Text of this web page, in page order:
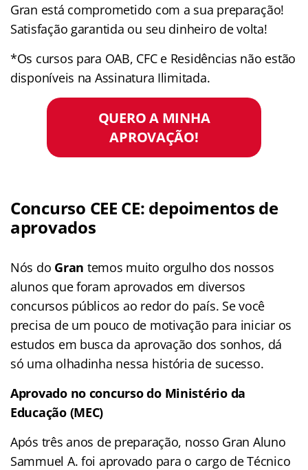
Gran está comprometido com a sua preparação!
Satisfação garantida ou seu dinheiro de volta!
*Os cursos para OAB, CFC e Residências não estão
disponíveis na Assinatura Ilimitada.
QUERO A MINHA
APROVAÇÃO!
Concurso CEE CE: depoimentos de
aprovados
Nós do Gran temos muito orgulho dos nossos
alunos que foram aprovados em diversos
concursos públicos ao redor do país. Se você
precisa de um pouco de motivação para iniciar os
estudos em busca da aprovação dos sonhos, dá
só uma olhadinha nessa história de sucesso.
Aprovado no concurso do Ministério da
Educação (MEC)
Após três anos de preparação, nosso Gran Aluno
Sammuel A. foi aprovado para o cargo de Técnico